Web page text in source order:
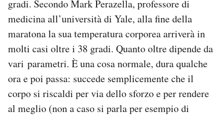
gradi. Secondo Mark Perazella, professore di
medicina all’università di Yale, alla fine della
maratona la sua temperatura corporea arriverà in
molti casi oltre i 38 gradi. Quanto oltre dipende da
vari parametri. È una cosa normale, dura qualche
ora e poi passa: succede semplicemente che il
corpo si riscaldi per via dello sforzo e per rendere
al meglio (non a caso si parla per esempio di